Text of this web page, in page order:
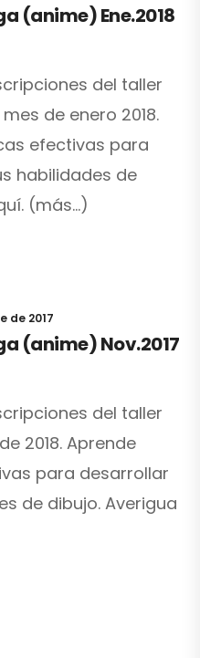
(anime) Ene.2018
del taller
de enero 2018.
efectivas para
habilidades de
(más…)
de 2017
(anime) Nov.2017
del taller
2018. Aprende
para desarrollar
de dibujo. Averigua